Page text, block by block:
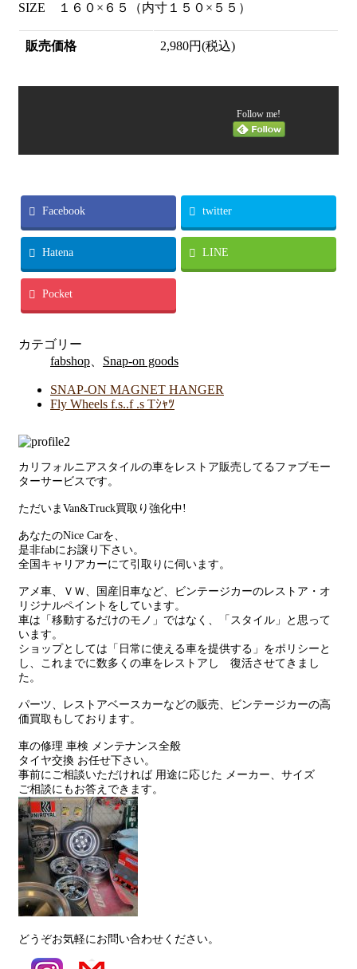
SIZE １６０×６５（内寸１５０×５５）
販売価格 2,980円(税込)
Follow me!
Facebook twitter
Hatena LINE
Pocket
カテゴリー
fabshop
Snap-on goods
SNAP-ON MAGNET HANGER
Fly Wheels f.s..f .s Tｼｬﾂ
カリフォルニアスタイルの車をレストア販売してるファブモー
ターサービスです。
ただいまVan&Truck買取り強化中!
あなたのNice Carを、
是非fabにお譲り下さい。
全国キャリアカーにて引取りに伺います。
アメ車、ＶＷ、国産旧車など、ビンテージカーのレストア・オ
リジナルペイントをしています。
車は「移動するだけのモノ」ではなく、「スタイル」と思って
います。
ショップとしては「日常に使える車を提供する」をポリシーと
し、これまでに数多くの車をレストアし 復活させてきまし
た。
パーツ、レストアベースカーなどの販売、ビンテージカーの高
価買取もしております。
車の修理 車検 メンテナンス全般
タイヤ交換 お任せ下さい。
事前にご相談いただければ 用途に応じた メーカー、サイズ
ご相談にもお答えできます。
どうぞお気軽にお問い合わせください。